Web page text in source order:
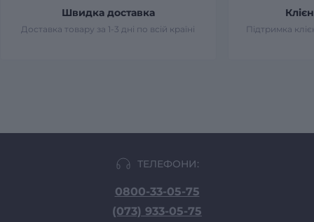
Швидка доставка
Доставка товару за 1-3 дні по всій країні Підтримка
ТЕЛЕФОНИ:
0800-33-05-75
(073) 933-05-75